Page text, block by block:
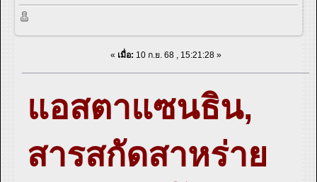
« เมื่อ: 10 ก.ย. 68 , 15:21:28 »
แอสตาแซนธิน,
สารสกัดสาหร่าย